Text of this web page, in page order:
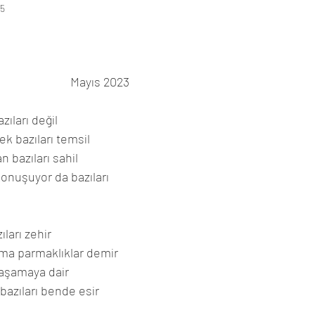
Mayıs 2023
değil
bazıları temsil
bazıları sahil
da bazıları
zehir
parmaklıklar demir
dair
bende esir